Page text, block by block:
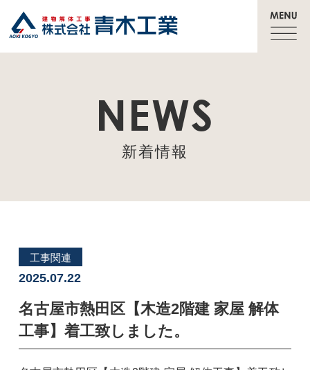
NEWS
新着情報
工事関連
2025.07.22
名古屋市熱田区【木造2階建 家屋 解体
工事】着工致しました。